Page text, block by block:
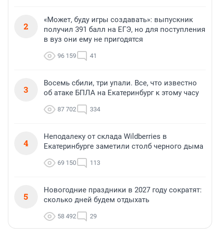
2
«Может, буду игры создавать»: выпускник
получил 391 балл на ЕГЭ, но для поступления
в вуз они ему не пригодятся
96 159 41
3
Восемь сбили, три упали. Все, что известно
об атаке БПЛА на Екатеринбург к этому часу
87 702 334
4
Неподалеку от склада Wildberries в
Екатеринбурге заметили столб черного дыма
69 150 113
5
Новогодние праздники в 2027 году сократят:
сколько дней будем отдыхать
58 492 29